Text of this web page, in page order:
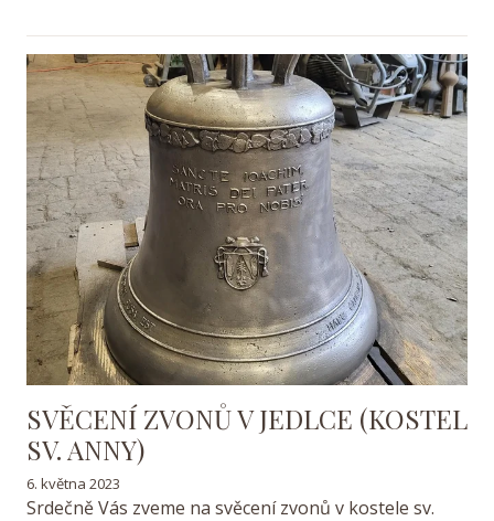
SVĚCENÍ ZVONŮ V JEDLCE (KOSTEL
SV. ANNY)
6. května 2023
Srdečně Vás zveme na svěcení zvonů v kostele sv.